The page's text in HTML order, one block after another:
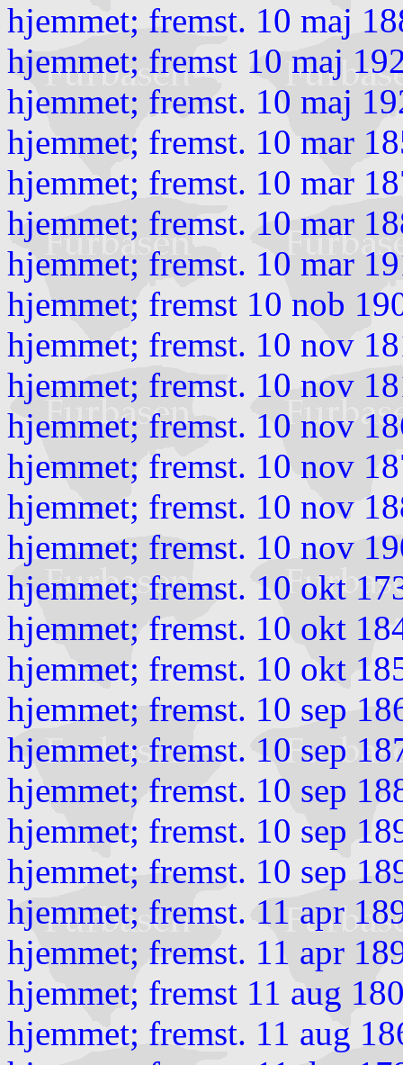
hjemmet; fremst. 10 maj
hjemmet; fremst 10 maj
hjemmet; fremst. 10 maj
hjemmet; fremst. 10 mar
hjemmet; fremst. 10 mar
hjemmet; fremst. 10 mar
hjemmet; fremst. 10 mar
hjemmet; fremst 10 nob
hjemmet; fremst. 10 nov
hjemmet; fremst. 10 nov
hjemmet; fremst. 10 nov
hjemmet; fremst. 10 nov
hjemmet; fremst. 10 nov
hjemmet; fremst. 10 nov
hjemmet; fremst. 10 okt
hjemmet; fremst. 10 okt
hjemmet; fremst. 10 okt
hjemmet; fremst. 10 sep
hjemmet; fremst. 10 sep
hjemmet; fremst. 10 sep
hjemmet; fremst. 10 sep
hjemmet; fremst. 10 sep
hjemmet; fremst. 11 apr
hjemmet; fremst. 11 apr
hjemmet; fremst 11 aug
hjemmet; fremst. 11 aug